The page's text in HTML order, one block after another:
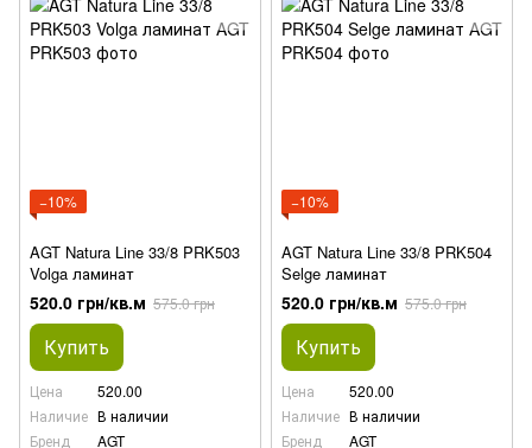
−10%
AGT Natura Line 33/8 PRK503
Volga ламинат
520.0 грн/кв.м 575.0 грн
Купить
Цена
520.00
Наличие В наличии
Бренд
AGT
−10%
AGT Natura Line 33/8 PRK504
Selge ламинат
520.0 грн/кв.м 575.0 грн
Купить
Цена
520.00
Наличие В наличии
Бренд
AGT